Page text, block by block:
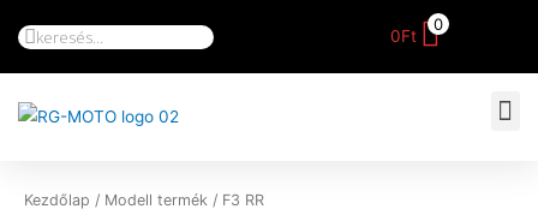
0Ft
0
Kezdőlap / Modell termék / F3 RR